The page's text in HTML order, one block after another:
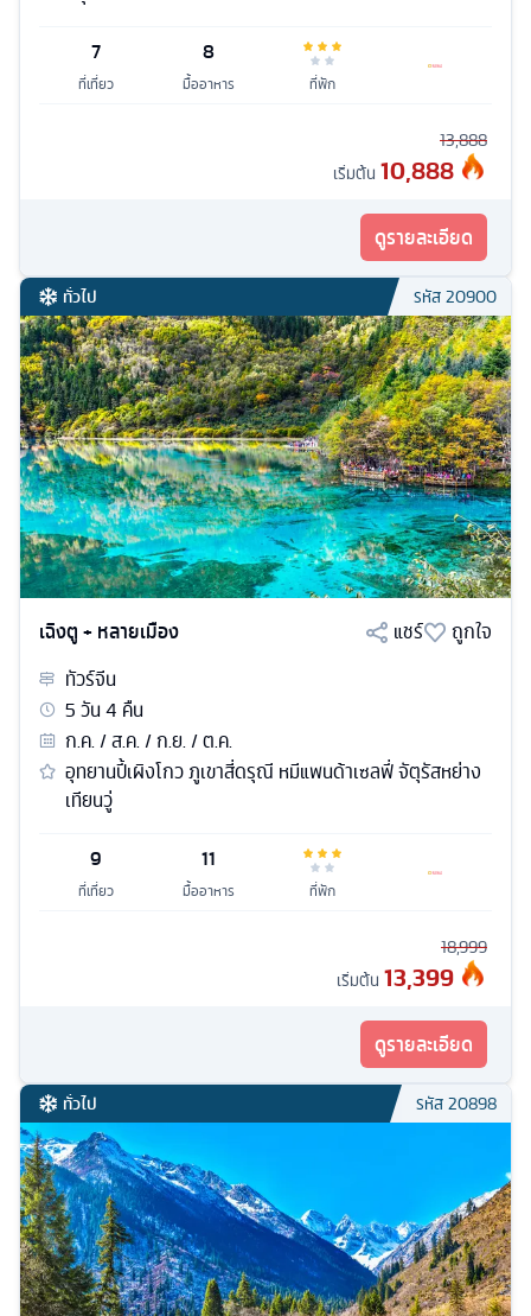
7
ที่เที่ยว
8
มื้ออาหาร ที่พัก
13,888
เริ่มต้น 10,888
ดูรายละเอียด
ทั่วไป รหัส20900
เฉิงตู + หลายเมือง แชร์
ถูกใจ
ทัวร์จีน
5วัน4 คืน
ก.ค. / ส.ค. / ก.ย. / ต.ค.
อุทยานปี้เผิงโกว ภูเขาสี่ดรุณี หมีแพนด้าเซลฟี่ จัตุรัสหย่าง
เทียนวู่
9
ที่เที่ยว
11
มื้ออาหาร ที่พัก
18,999
เริ่มต้น 13,399
ดูรายละเอียด
ทั่วไป รหัส20898